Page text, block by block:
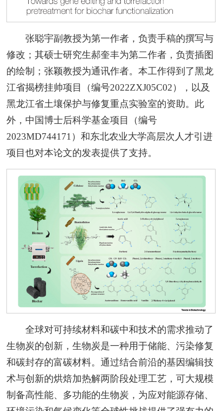
张聪宇副教授为第一作者，负责手稿的撰写与
修改；其硕士研究生郝奎丰为第二作者，负责插图
的绘制；张颖教授为通讯作者。本工作得到了黑龙
江省揭榜挂帅项目（编号2022ZXJ05C02），以及
黑龙江省土壤保护与修复重点实验室的资助。此
外，中国博士后科学基金项目（编号
2023MD744171）和东北农业大学高层次人才引进
项目也对本论文的发表提供了支持。
全球对可持续材料和碳中和技术的需求推动了
生物炭的创新，生物炭是一种用于储能、污染修复
和碳封存的富碳材料。通过结合前沿的基因编辑技
术与创新的烘焙加热解两阶段处理工艺，可大规模
制备高性能、多功能的生物炭，为应对能源存储、